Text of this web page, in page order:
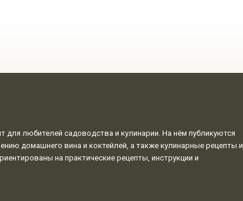
для любителей садоводства и кулинарии. На нём публикуются
домашнего вина и коктейлей, а также кулинарные рецепты и
на практические рецепты, инструкции и